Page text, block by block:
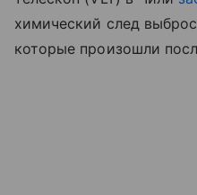
химический след
которые произошли